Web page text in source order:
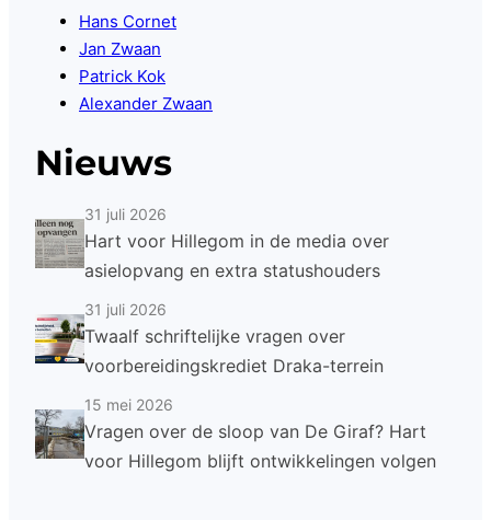
Hans Cornet
Jan Zwaan
Patrick Kok
Alexander Zwaan
Nieuws
31 juli 2026
Hart voor Hillegom in de media over
asielopvang en extra statushouders
31 juli 2026
Twaalf schriftelijke vragen over
voorbereidingskrediet Draka-terrein
15 mei 2026
Vragen over de sloop van De Giraf? Hart
voor Hillegom blijft ontwikkelingen volgen